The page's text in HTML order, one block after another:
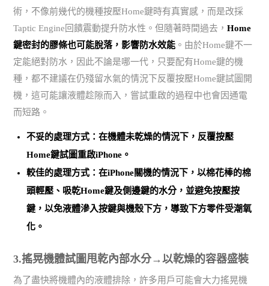
術，不像前幾代的機種按壓Home鍵時有真實感，而是改採
Taptic Engine回饋震動提升防水性。但隨著時間過去，Home
鍵密封的膠條也可能脫落，影響防水效能 。由於Home鍵不一
定能絕對防水，因此不論是哪一代，只要配有Home鍵的機
種，都不建議在仍殘留水氣的情況下反覆按壓Home鍵試圖開
機，這可能讓液體趁隙而入，嘗試重啟的過程中也會因通電
而短路。
不妥的處理方式：在機體未乾燥的情況下，反覆按壓
Home鍵試圖重啟iPhone。
較佳的處理方式：在iPhone關機的情況下，以棉花棒的棉
頭輕壓、吸乾Home鍵及側邊鍵的水分，並避免按壓按
鍵，以免液體滲入按鍵與機殼下方，導致下方零件受潮氧
化 。
3.搖晃機體試圖甩乾內部水分→以乾燥的容器盛裝
為了盡快將機體內的液體排除，許多用戶可能會大力搖晃機